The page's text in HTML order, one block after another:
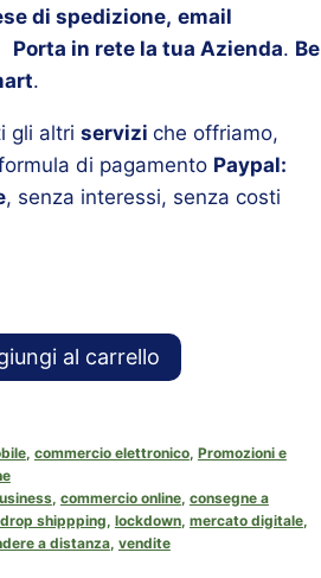
di spedizione, email
Porta in rete la tua Azienda. Be
.
gli altri servizi che offriamo,
di pagamento Paypal:
, senza interessi, senza costi
al carrello
, commercio elettronico, Promozioni e
, commercio online, consegne a
drop shippping, lockdown, mercato digitale,
a distanza, vendite